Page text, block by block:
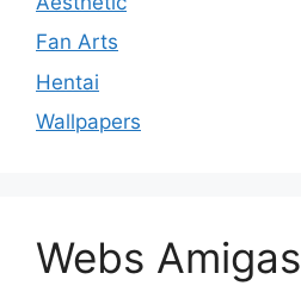
Fan Arts
Hentai
Wallpapers
Webs Amigas